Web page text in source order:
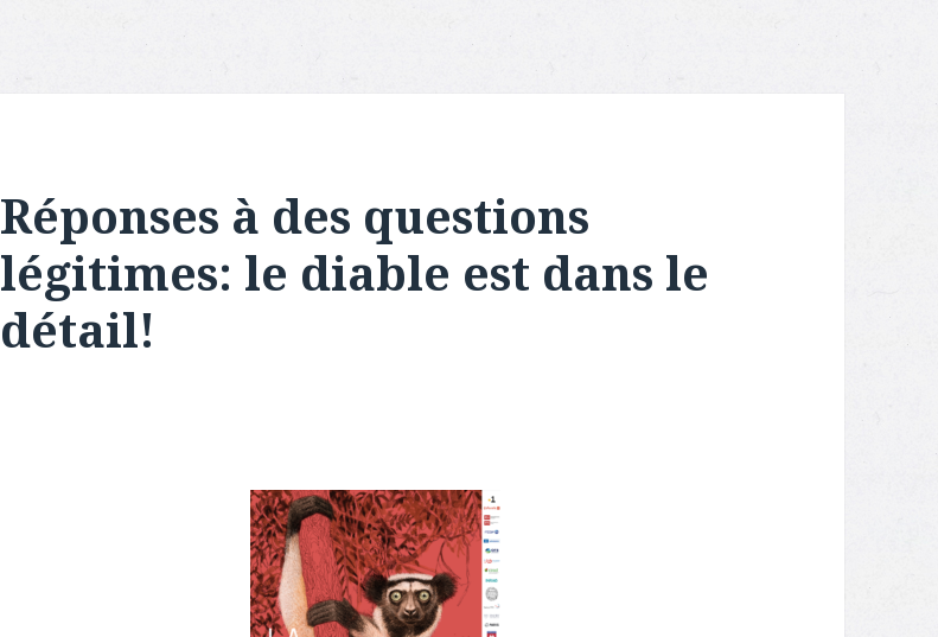
Réponses à des questions
légitimes: le diable est dans le
détail!